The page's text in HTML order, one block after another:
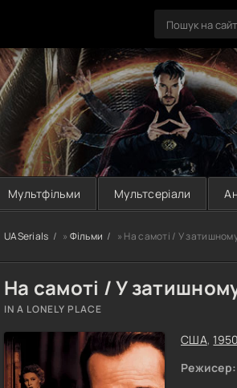
Мультфільми Мультсеріали
UASerials » Фільми » На самоті / У затишному
На самоті / У
IN A LONELY PLACE
США,1950
Режисер: